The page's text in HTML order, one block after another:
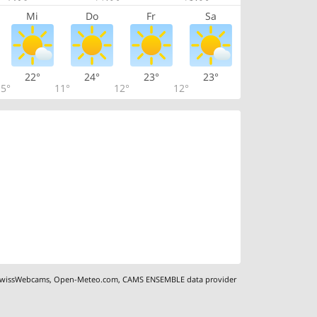
Mi Do Fr Sa
22°
11°
24°
12°
23°
12°
23°
,Open-Meteo.com,CAMS ENSEMBLE data provider